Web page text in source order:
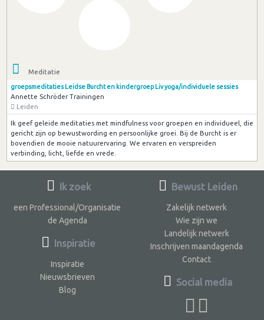
Meditatie
groepsmeditaties Leidse Burcht en kindergroep Liv yoga/individuele sessies
Annette Schröder Trainingen
Leiden
Ik geef geleide meditaties met mindfulness voor groepen en individueel, die
gericht zijn op bewustwording en persoonlijke groei. Bij de Burcht is er
bovendien de mooie natuurervaring. We ervaren en verspreiden
verbinding, licht, liefde en vrede.
Ik zoek
een Professional/Organisatie
de Agenda
Inspiratie
Inspiratie
Nieuwsbrieven
Blog
Bewust Leiden
Zakelijk netwerk
Wie zijn we
Landelijk netwerk
Inschrijven maandagenda
Contact
Social media